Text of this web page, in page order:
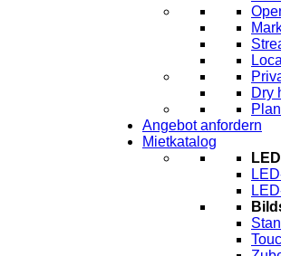
Dry
Angebot anfordern
Mietkatalog